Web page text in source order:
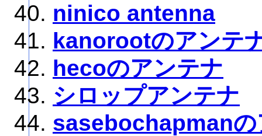
ninico antenna
kanorootのアンテ
hecoのアンテナ
シロップアンテナ
sasebochapmanの